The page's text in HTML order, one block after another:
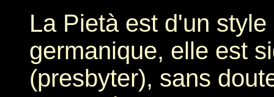
La Pietà est d'un
germanique, elle est
(presbyter), sans